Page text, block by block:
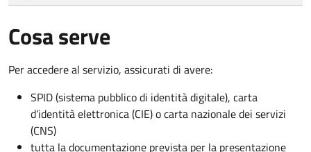
Cosa serve
Per accedere al servizio, assicurati di avere:
SPID (sistema pubblico di identità digitale), carta
d’identità elettronica (CIE) o carta nazionale dei servizi
(CNS)
tutta la documentazione prevista per la presentazione